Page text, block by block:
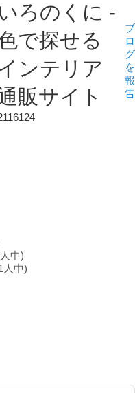
ろのくに -
で探せる
ンテリア
販サイト
ブ
ロ
グ
を
報
告
中)
人中)